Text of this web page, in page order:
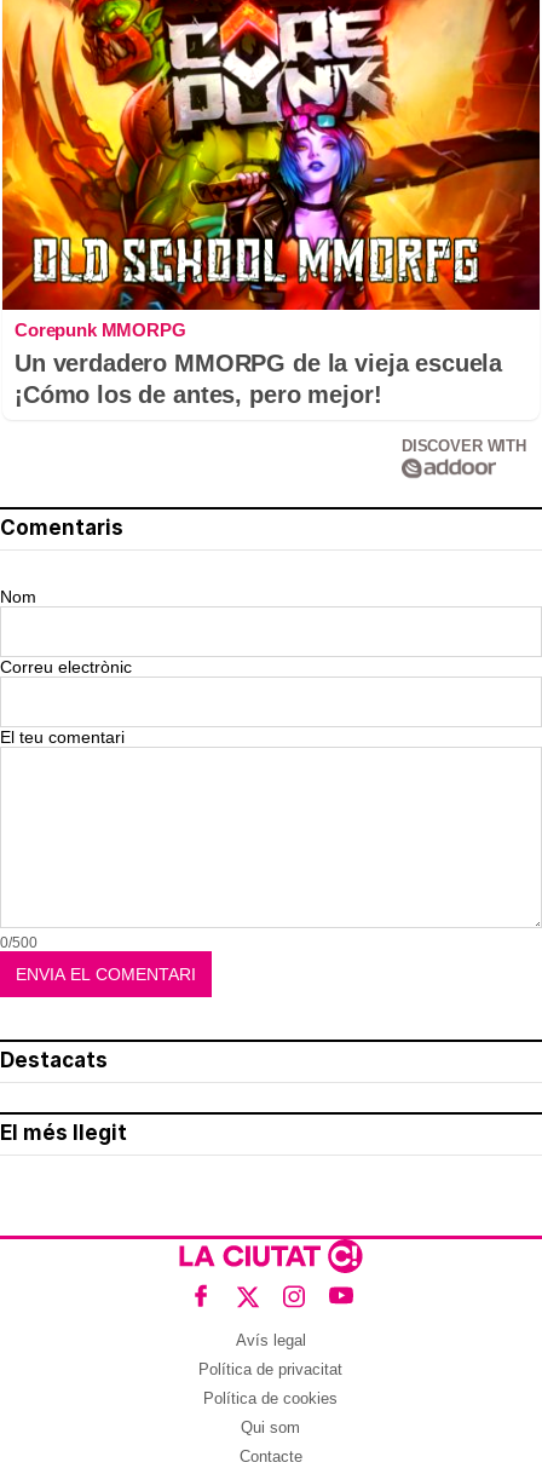
Corepunk MMORPG
Un verdadero MMORPG de la vieja escuela
¡Cómo los de antes, pero mejor!
DISCOVER WITH
Comentaris
Nom
Correu electrònic
El teu comentari
0/500
Destacats
El més llegit
Avís legal
Política de privacitat
Política de cookies
Qui som
Contacte